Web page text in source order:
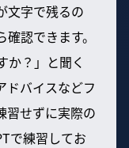
文字で残るの
認できます。
か？」と聞く
ドバイスなどフ
習せずに実際の
で練習してお